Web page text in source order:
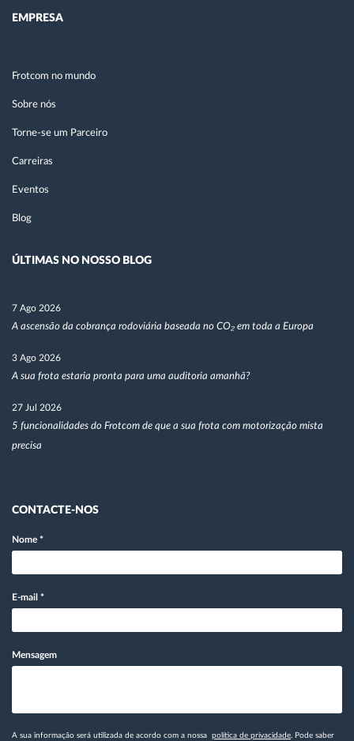
EMPRESA
Frotcom no mundo
Sobre nós
Torne-se um Parceiro
Carreiras
Eventos
Blog
ÚLTIMAS NO NOSSO BLOG
7 Ago 2026
A ascensão da cobrança rodoviária baseada no CO₂ em toda a Europa
3 Ago 2026
A sua frota estaria pronta para uma auditoria amanhã?
27 Jul 2026
5 funcionalidades do Frotcom de que a sua frota com motorização mista
precisa
CONTACTE-NOS
Nome *
E-mail *
Mensagem
A sua informação será utilizada de acordo com a nossa política de privacidade. Pode saber